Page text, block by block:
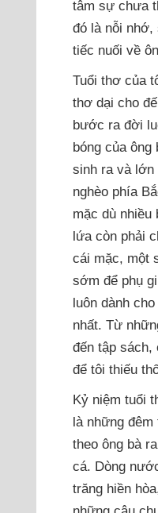
tâm sự chưa
đó là nỗi nhớ,
tiếc nuối về
Tuổi thơ của
thơ dại cho
bước ra đời
bóng của
sinh ra và lớn
nghèo phía
mặc dù nhiều
lứa còn phải
cái mặc, một
sớm để phụ
luôn dành
nhất. Từ
đến tập sách,
để tôi thiếu
Kỷ niệm tuổi
là những
theo ông bà
cá. Dòng
trăng hiền